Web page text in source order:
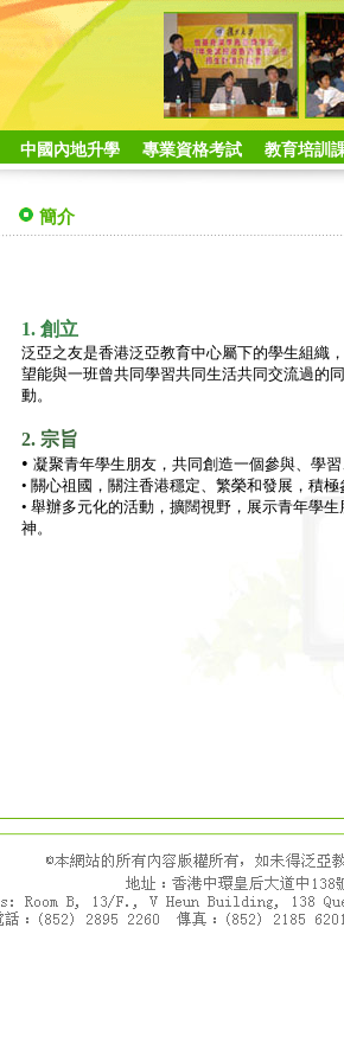
中國內地升學 專業資格考試 教育培訓
簡介
1. 創立
泛亞之友是香港泛亞教育中心屬下的學生組織
望能與一班曾共同學習共同生活共同交流過的
動。
2. 宗旨
• 凝聚青年學生朋友，共同創造一個參與、學習
• 關心祖國，關注香港穩定、繁榮和發展，積
• 舉辦多元化的活動，擴闊視野，展示青年學
神。